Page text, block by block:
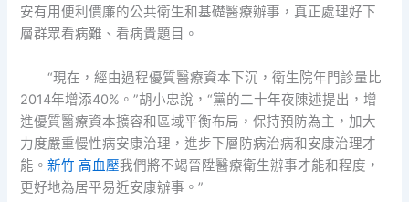
安有用便利價廉的公共衛生和基礎醫療辦事，真正處理好下
層群眾看病難、看病貴題目。
“現在，經由過程優質醫療資本下沉，衛生院年門診量比
2014年增添40%。”胡小忠說，“黨的二十年夜陳述提出，增
進優質醫療資本擴容和區域平衡布局，保持預防為主，加大
力度嚴重慢性病安康治理，進步下層防病治病和安康治理才
能。新竹 高血壓我們將不竭晉陞醫療衛生辦事才能和程度，
更好地為居平易近安康辦事。”